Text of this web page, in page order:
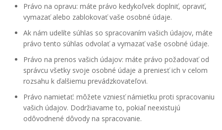
Právo na opravu: máte právo kedykoľvek doplniť, opraviť,
vymazať alebo zablokovať vaše osobné údaje.
Ak nám udelíte súhlas so spracovaním vašich údajov, máte
právo tento súhlas odvolať a vymazať vaše osobné údaje.
Právo na prenos vašich údajov: máte právo požadovať od
správcu všetky svoje osobné údaje a preniesť ich v celom
rozsahu k ďalšiemu prevádzkovateľovi.
Právo namietať: môžete vzniesť námietku proti spracovaniu
vašich údajov. Dodržiavame to, pokiaľ neexistujú
odôvodnené dôvody na spracovanie.